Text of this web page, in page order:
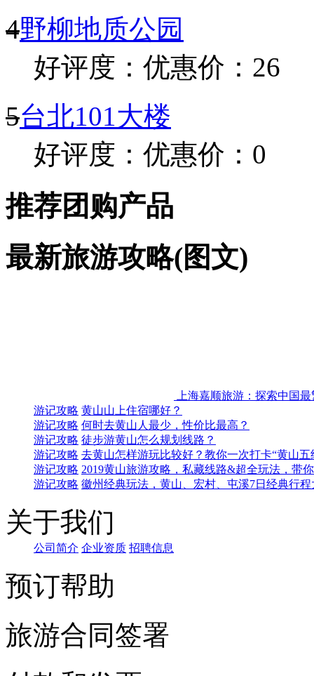
4野柳地质公园
好评度： 优惠价：26
5台北101大楼
好评度： 优惠价：0
推荐团购产品
最新旅游攻略(图文)
上海嘉顺旅游：探索中国
游记攻略 黄山山上住宿哪好？
游记攻略 何时去黄山人最少，性价比最高？
游记攻略 徒步游黄山怎么规划线路？
游记攻略 去黄山怎样游玩比较好？教你一次打卡“黄山五
游记攻略 2019黄山旅游攻略，私藏线路&超全玩法，带
游记攻略 徽州经典玩法，黄山、宏村、屯溪7日经典行程
关于我们
公司简介 企业资质 招聘信息
预订帮助
旅游合同签署